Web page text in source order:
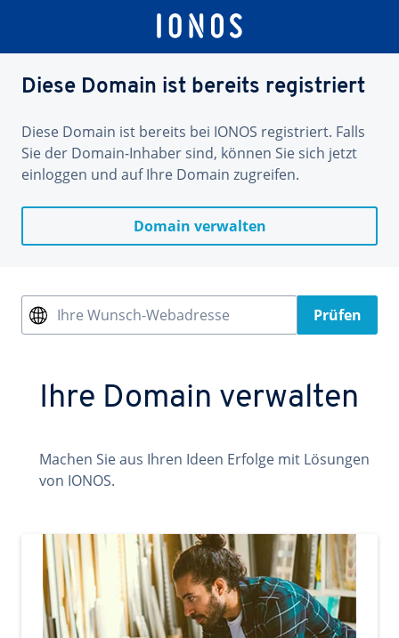
Diese Domain ist bereits registriert
Diese Domain ist bereits bei IONOS registriert. Falls
Sie der Domain-Inhaber sind, können Sie sich jetzt
einloggen und auf Ihre Domain zugreifen.
Domain verwalten
Ihre Wunsch-Webadresse Prüfen
Ihre Domain verwalten
Machen Sie aus Ihren Ideen Erfolge mit Lösungen
von IONOS.